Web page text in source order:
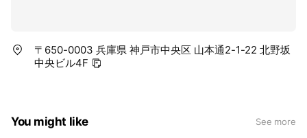
〒650-0003 兵庫県 神戸市中央区 山本通2-1-22 北野坂
中央ビル4F
You might like See more